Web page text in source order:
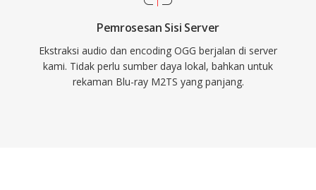
Pemrosesan Sisi Server
Ekstraksi audio dan encoding OGG berjalan di server
kami. Tidak perlu sumber daya lokal, bahkan untuk
rekaman Blu-ray M2TS yang panjang.